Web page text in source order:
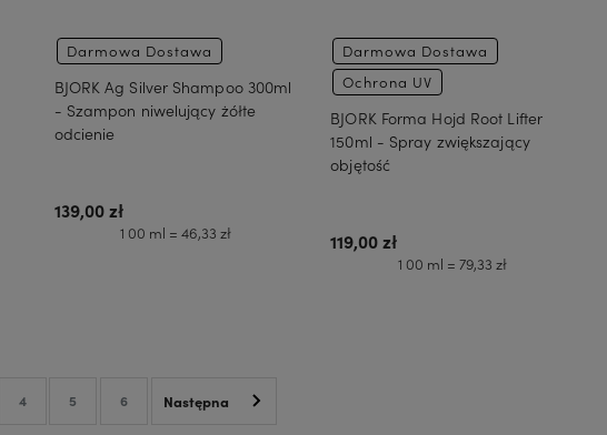
Darmowa Dostawa
BJORK Ag Silver Shampoo 300ml
- Szampon niwelujący żółte
odcienie
139,00 zł
1 00 ml = 46,33 zł
Darmowa Dostawa
Ochrona UV
BJORK Forma Hojd Root Lifter
150ml - Spray zwiększający
objętość
119,00 zł
1 00 ml = 79,33 zł
4 5 6